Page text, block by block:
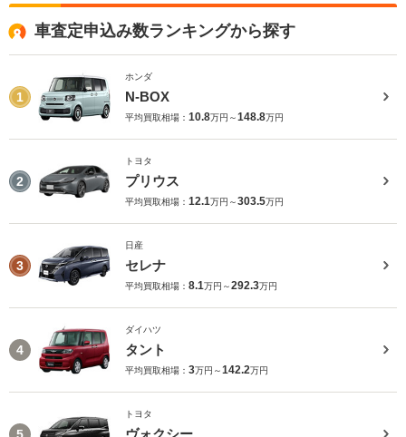
車査定申込み数ランキングから探す
1
ホンダ
N-BOX
平均買取相場： 10.8万円～148.8万円
2
トヨタ
プリウス
平均買取相場： 12.1万円～303.5万円
3
日産
セレナ
平均買取相場： 8.1万円～292.3万円
4
ダイハツ
タント
平均買取相場： 3万円～142.2万円
5
トヨタ